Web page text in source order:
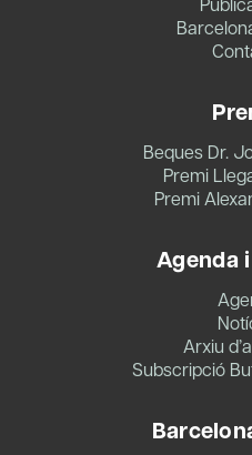
Beques Dr.
Premi
Premi
Agenda
Arxiu
Subscripció